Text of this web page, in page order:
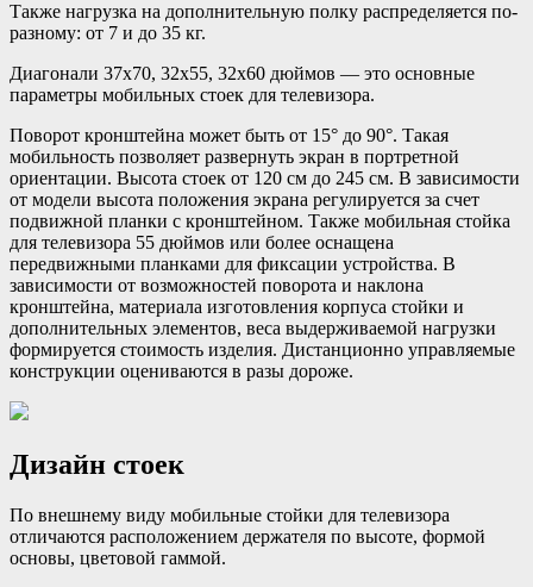
Также нагрузка на дополнительную полку распределяется по-
разному: от 7 и до 35 кг.
Диагонали 37х70, 32х55, 32х60 дюймов — это основные
параметры мобильных стоек для телевизора.
Поворот кронштейна может быть от 15° до 90°. Такая
мобильность позволяет развернуть экран в портретной
ориентации. Высота стоек от 120 см до 245 см. В зависимости
от модели высота положения экрана регулируется за счет
подвижной планки с кронштейном. Также мобильная стойка
для телевизора 55 дюймов или более оснащена
передвижными планками для фиксации устройства. В
зависимости от возможностей поворота и наклона
кронштейна, материала изготовления корпуса стойки и
дополнительных элементов, веса выдерживаемой нагрузки
формируется стоимость изделия. Дистанционно управляемые
конструкции оцениваются в разы дороже.
Дизайн стоек
По внешнему виду мобильные стойки для телевизора
отличаются расположением держателя по высоте, формой
основы, цветовой гаммой.